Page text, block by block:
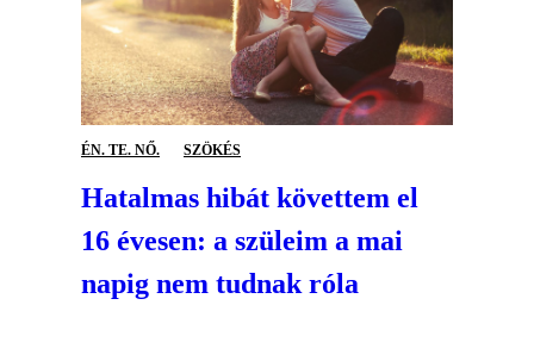
ÉN. TE. NŐ. SZÖKÉS
Hatalmas hibát követtem el
16 évesen: a szüleim a mai
napig nem tudnak róla